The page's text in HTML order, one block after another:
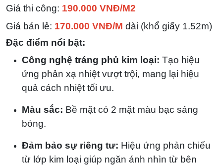
Giá thi công: 190.000 VNĐ/M2
Giá bán lẻ: 170.000 VNĐ/M dài (khổ giấy 1.52m)
Đặc điểm nổi bật:
Công nghệ tráng phủ kim loại: Tạo hiệu
ứng phản xạ nhiệt vượt trội, mang lại hiệu
quả cách nhiệt tối ưu.
Màu sắc: Bề mặt có 2 mặt màu bạc sáng
bóng.
Đảm bảo sự riêng tư: Hiệu ứng phản chiếu
từ lớp kim loại giúp ngăn ánh nhìn từ bên